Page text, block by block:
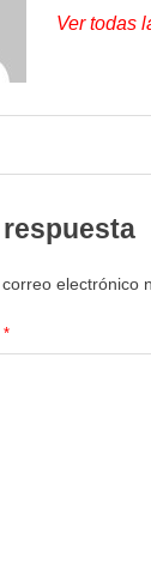
Ver todas
electrónico
*